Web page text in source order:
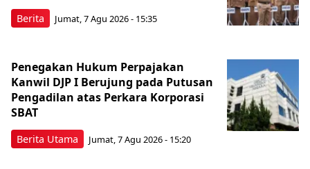
Berita Jumat, 7 Agu 2026 - 15:35
Berita Utama
Penegakan Hukum Perpajakan
Kanwil DJP I Berujung pada Putusan
Pengadilan atas Perkara Korporasi
SBAT
Jumat, 7 Agu 2026 - 15:20